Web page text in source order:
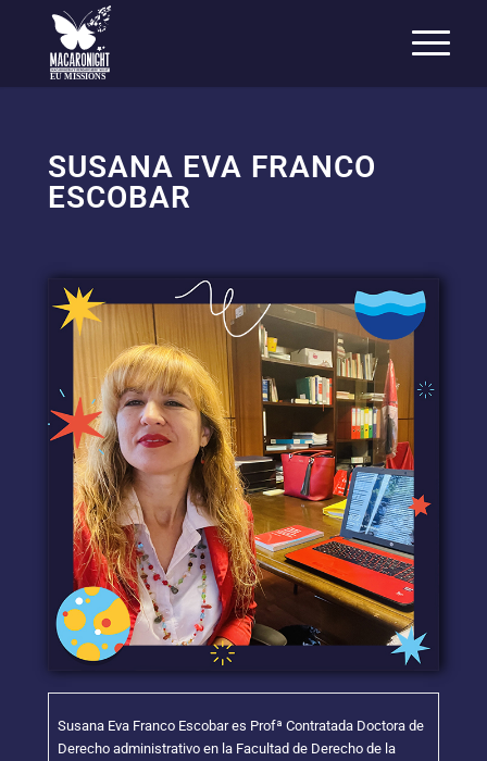
EU MISSIONS
SUSANA EVA FRANCO
ESCOBAR
Susana Eva Franco Escobar es Profª Contratada Doctora de
Derecho administrativo en la Facultad de Derecho de la